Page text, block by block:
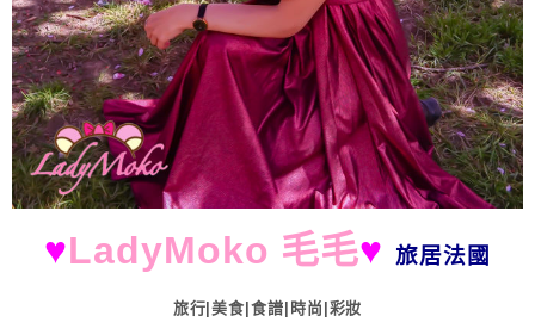
♥LadyMoko 毛毛♥旅居法國
旅行|美食|食譜|時尚|彩妝